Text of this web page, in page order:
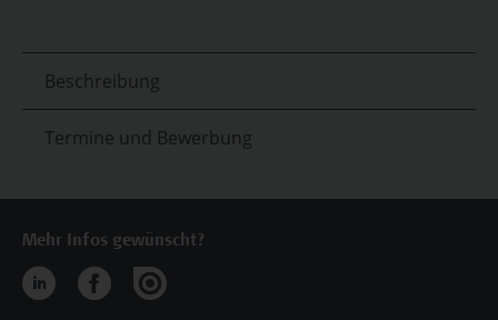
Beschreibung
Termine und Bewerbung
Mehr Infos gewünscht?